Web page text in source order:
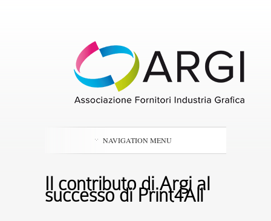
NAVIGATION MENU
Il contributo di Argi al
successo di Print4All